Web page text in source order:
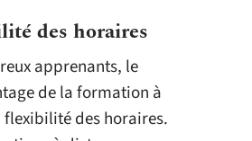
des horaires
apprenants, le
de la formation à
flexibilité des horaires.